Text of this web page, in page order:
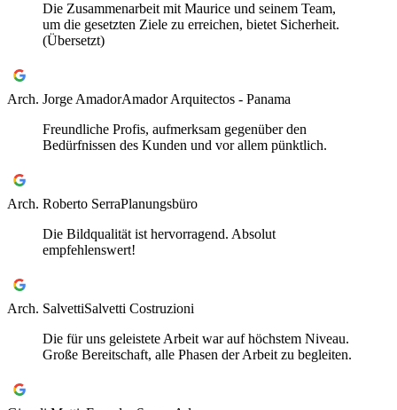
Die Zusammenarbeit mit Maurice und seinem Team,
um die gesetzten Ziele zu erreichen, bietet Sicherheit.
(Übersetzt)
Arch. Jorge AmadorAmador Arquitectos - Panama
Freundliche Profis, aufmerksam gegenüber den
Bedürfnissen des Kunden und vor allem pünktlich.
Arch. Roberto SerraPlanungsbüro
Die Bildqualität ist hervorragend. Absolut
empfehlenswert!
Arch. SalvettiSalvetti Costruzioni
Die für uns geleistete Arbeit war auf höchstem Niveau.
Große Bereitschaft, alle Phasen der Arbeit zu begleiten.